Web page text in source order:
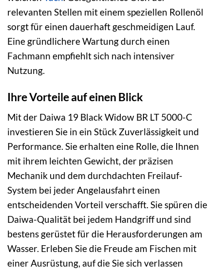
relevanten Stellen mit einem speziellen Rollenöl
sorgt für einen dauerhaft geschmeidigen Lauf.
Eine gründlichere Wartung durch einen
Fachmann empfiehlt sich nach intensiver
Nutzung.
Ihre Vorteile auf einen Blick
Mit der Daiwa 19 Black Widow BR LT 5000-C
investieren Sie in ein Stück Zuverlässigkeit und
Performance. Sie erhalten eine Rolle, die Ihnen
mit ihrem leichten Gewicht, der präzisen
Mechanik und dem durchdachten Freilauf-
System bei jeder Angelausfahrt einen
entscheidenden Vorteil verschafft. Sie spüren die
Daiwa-Qualität bei jedem Handgriff und sind
bestens gerüstet für die Herausforderungen am
Wasser. Erleben Sie die Freude am Fischen mit
einer Ausrüstung, auf die Sie sich verlassen